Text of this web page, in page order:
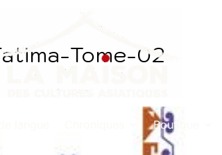
Boutique
Tome-02